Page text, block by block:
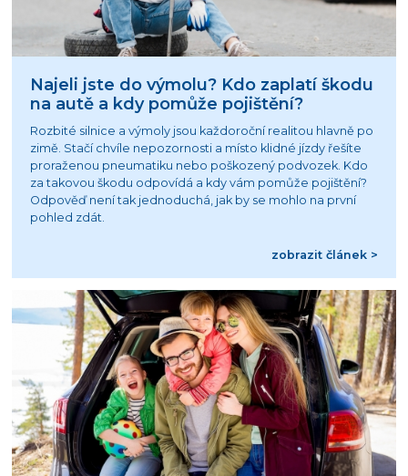
Najeli jste do výmolu? Kdo zaplatí škodu
na autě a kdy pomůže pojištění?
Rozbité silnice a výmoly jsou každoroční realitou hlavně po
zimě. Stačí chvíle nepozornosti a místo klidné jízdy řešíte
proraženou pneumatiku nebo poškozený podvozek. Kdo
za takovou škodu odpovídá a kdy vám pomůže pojištění?
Odpověď není tak jednoduchá, jak by se mohlo na první
pohled zdát.
zobrazit článek >